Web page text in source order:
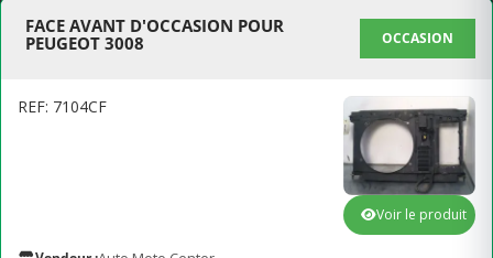
FACE AVANT D'OCCASION POUR
PEUGEOT 3008
OCCASION
REF: 7104CF
Voir le produit